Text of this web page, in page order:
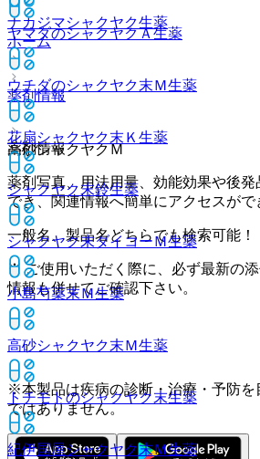
ナカジマシャクヤク生薬
ホーム
薬剤情報
高砂シャクヤクＭ
ヤマダのシャクヤクＡ生薬
ウチダのシャクヤク末Ｍ生薬
花扇シャクヤク末Ｋ 生薬
シャクヤク末鈴生薬
シャクヤク末ダイコーＭ生薬
小島芍薬末Ｍ生薬
高砂シャクヤク末Ｍ生薬
トチモトのシャクヤク末生薬
紀伊国屋シャクヤク末Ｍ生薬
薬剤情報
薬剤写真、用法用量、効能効果や後
でき、関連情報へ簡単にアクセスがで
一般名、製品名どちらでも検索可能！
※ ご使用いただく際に、必ず最新の
情報も併せてご確認下さい。
※本製品は疾病の診断・治療・予防を
ではありません。